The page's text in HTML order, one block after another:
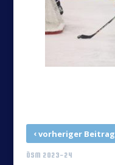
‹vorheriger Beitrag
ÖSM 2023-24